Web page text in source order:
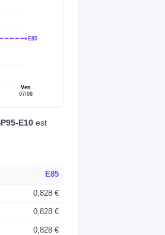
Ven
07/08
E85
E10 est
E85
0,828 €
0,828 €
0,828 €